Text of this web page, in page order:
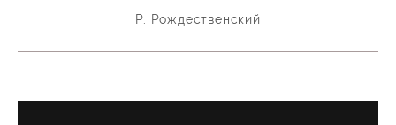
Р. Рождественский